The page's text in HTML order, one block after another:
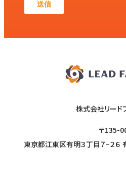
株式会社リード
〒135-
東京都江東区有明３丁目７−２６